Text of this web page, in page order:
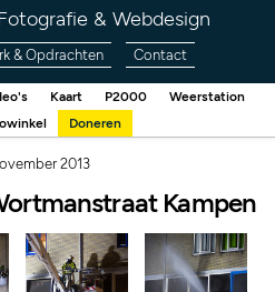
& Webdesign
& Opdrachten Contact
Kaart P2000
Weerstation
Doneren
2013
Kampen